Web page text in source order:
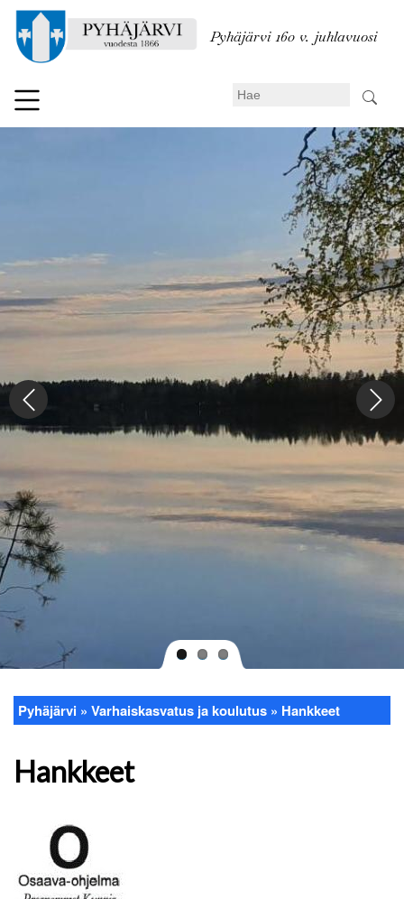
pääsisältöön
Pyhäjärvi 160 v. juhlavuosi
Search
Murupolku
Pyhäjärvi Varhaiskasvatus ja koulutus Hankkeet
Hankkeet